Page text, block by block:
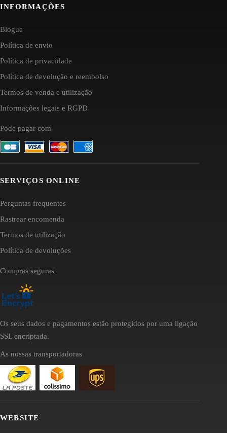
INFORMAÇÕES
Blogue
Política de envio
Política de privacidade
Política de devolução e reembolso
Termos de venda e utilização
Informações legais e RGPD
Pode pagar com
SERVIÇOS ONLINE
Perguntas frequentes
Rastrear encomenda
Termos de utilização
Política de devoluções
Compras seguras
Os seus dados e pagamentos estão protegidos por uma ligação
SSL encriptada.
As nossas transportadoras
WEBSITE